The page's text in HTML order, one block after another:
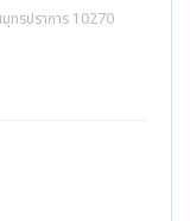
ทรปราการ 10270